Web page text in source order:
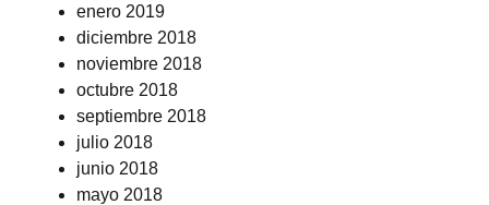
enero 2019
diciembre 2018
noviembre 2018
octubre 2018
septiembre 2018
julio 2018
junio 2018
mayo 2018